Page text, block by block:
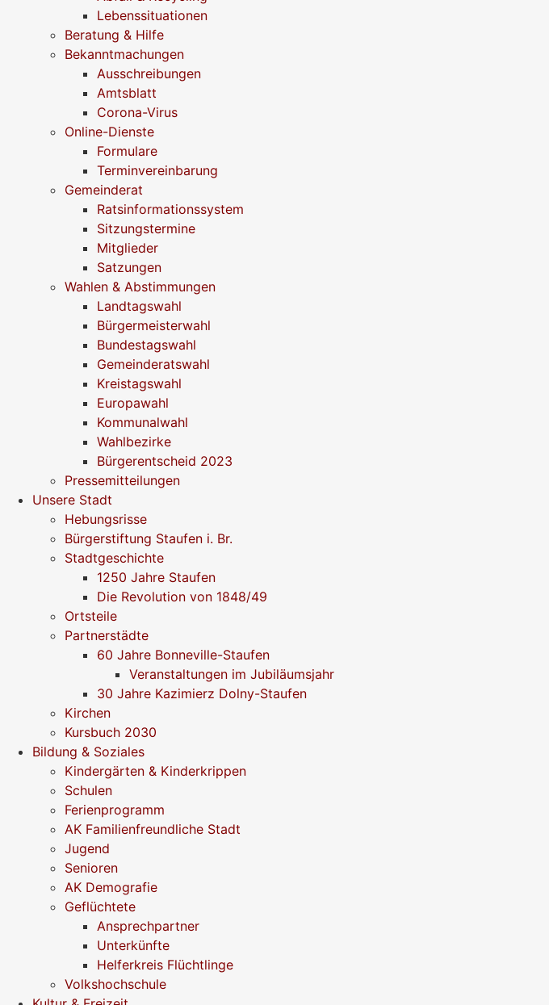
Lebenssituationen
Beratung & Hilfe
Bekanntmachungen
Ausschreibungen
Amtsblatt
Corona-Virus
Online-Dienste
Formulare
Terminvereinbarung
Gemeinderat
Ratsinformationssystem
Sitzungstermine
Mitglieder
Satzungen
Wahlen & Abstimmungen
Landtagswahl
Bürgermeisterwahl
Bundestagswahl
Gemeinderatswahl
Kreistagswahl
Europawahl
Kommunalwahl
Wahlbezirke
Bürgerentscheid 2023
Pressemitteilungen
Unsere Stadt
Hebungsrisse
Bürgerstiftung Staufen i. Br.
Stadtgeschichte
1250 Jahre Staufen
Die Revolution von 1848/49
Ortsteile
Partnerstädte
60 Jahre Bonneville-Staufen
Veranstaltungen im Jubiläumsjahr
30 Jahre Kazimierz Dolny-Staufen
Kirchen
Kursbuch 2030
Bildung & Soziales
Kindergärten & Kinderkrippen
Schulen
Ferienprogramm
AK Familienfreundliche Stadt
Jugend
Senioren
AK Demografie
Geflüchtete
Ansprechpartner
Unterkünfte
Helferkreis Flüchtlinge
Volkshochschule